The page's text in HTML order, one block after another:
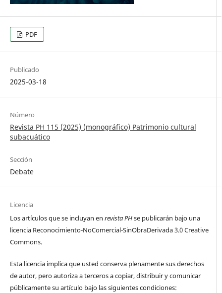
PDF
Publicado
2025-03-18
Número
Revista PH 115 (2025) (monográfico) Patrimonio cultural
subacuático
Sección
Debate
Licencia
Los artículos que se incluyan en revista PHse publicarán bajo una
licencia Reconocimiento-NoComercial-SinObraDerivada 3.0 Creative
Commons.
Esta licencia implica que usted conserva plenamente sus derechos
de autor, pero autoriza a terceros a copiar, distribuir y comunicar
públicamente su artículo bajo las siguientes condiciones: